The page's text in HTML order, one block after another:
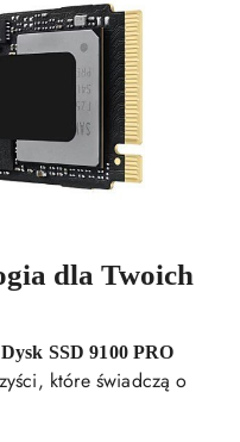
dla Twoich
SSD 9100 PRO
które świadczą o